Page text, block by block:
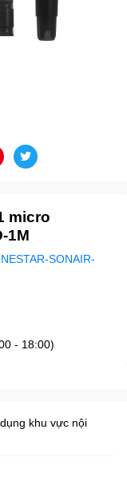
micro
1M
SONAIR-
- 18:00)
khu vực nội